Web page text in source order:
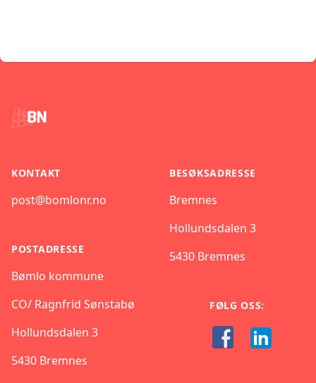
KONTAKT
post@bomlonr.no
POSTADRESSE
Bømlo kommune
CO/ Ragnfrid Sønstabø
Hollundsdalen 3
5430 Bremnes
BESØKSADRESSE
Bremnes
Hollundsdalen 3
5430 Bremnes
FØLG OSS: